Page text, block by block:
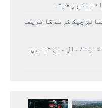
چیک کرنے کا طریقہ
مال میں تباہی